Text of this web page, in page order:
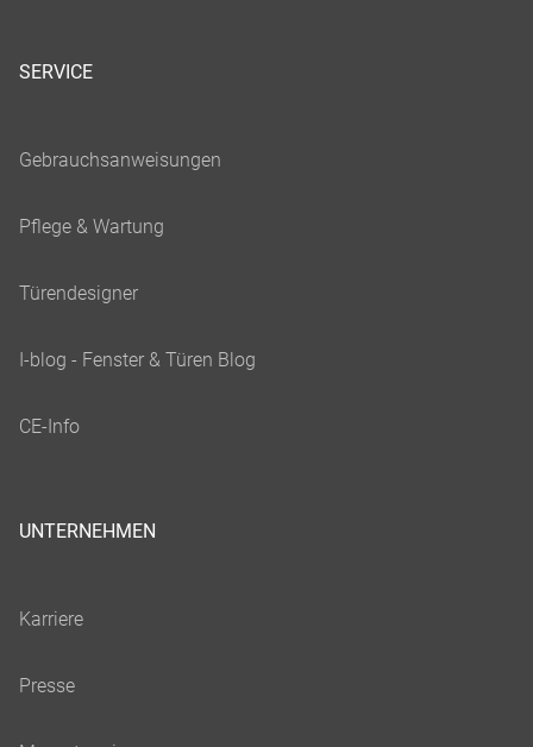
SERVICE
UNTERNEHMEN